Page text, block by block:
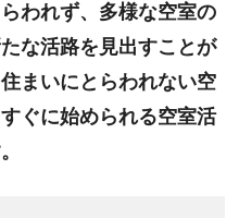
われず、多様な空室の
な活路を見出すことが
まいにとらわれない空
ぐに始められる空室活